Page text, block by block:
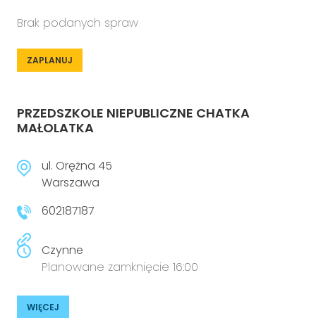
Brak podanych spraw
ZAPLANUJ
PRZEDSZKOLE NIEPUBLICZNE CHATKA
MAŁOLATKA
ul. Orężna 45
Warszawa
602187187
Czynne
Planowane zamknięcie 16:00
WIĘCEJ